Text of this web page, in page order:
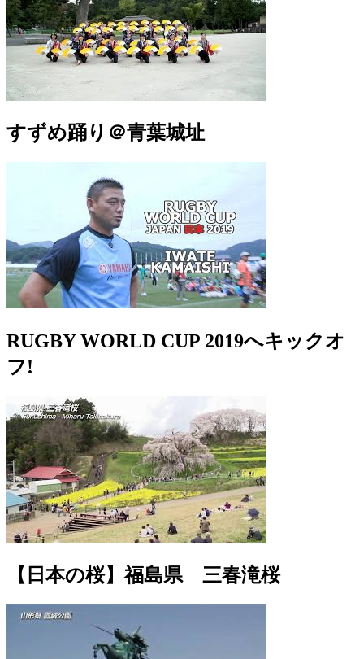
すずめ踊り＠青葉城址
RUGBY WORLD CUP 2019へキックオ
フ!
【日本の桜】福島県 三春滝桜